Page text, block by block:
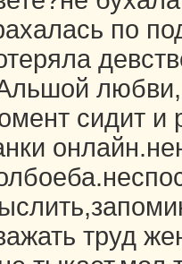
по
сидит и
труд